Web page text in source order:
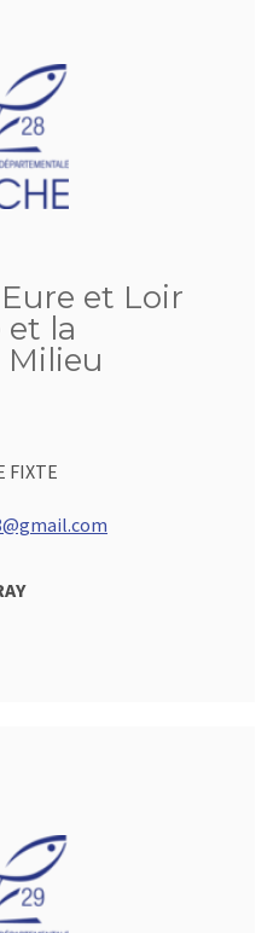
et Loir
et la
FIXTE